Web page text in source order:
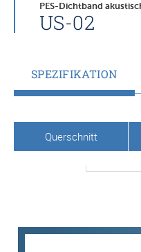
PES-Dichtband
US-02
SPEZIFIKATION
Querschnitt